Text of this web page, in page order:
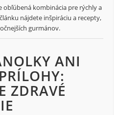
obľúbená kombinácia pre rýchly a
nájdete inšpiráciu a recepty,
gurmánov.
ANI
ZDRAVÉ